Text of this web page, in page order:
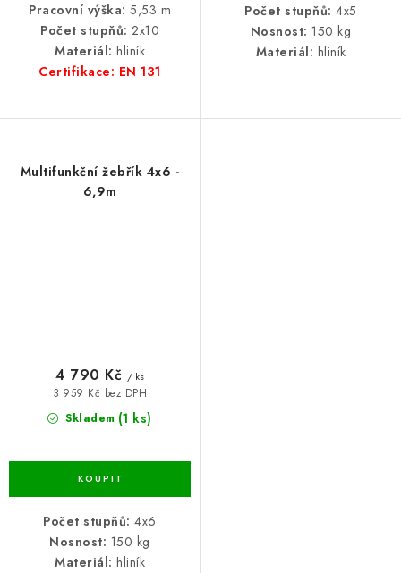
Pracovní výška: 5,53 m
Počet stupňů: 2x10
Materiál: hliník
Certifikace: EN 131
Počet stupňů: 4x5
Nosnost: 150 kg
Materiál: hliník
Multifunkční žebřík 4x6 -
6,9m
Skladem (1 ks)
3 959 Kč bez DPH
4 790 Kč / ks
Počet stupňů: 4x6
Nosnost: 150 kg
Materiál: hliník